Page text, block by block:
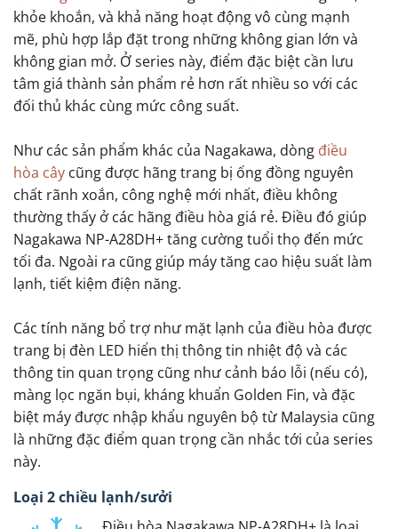
khỏe khoắn, và khả năng hoạt động vô cùng mạnh
mẽ, phù hợp lắp đặt trong những không gian lớn và
không gian mở. Ở series này, điểm đặc biệt cần lưu
tâm giá thành sản phẩm rẻ hơn rất nhiều so với các
đối thủ khác cùng mức công suất.
Như các sản phẩm khác của Nagakawa, dòng điều
hòa cây cũng được hãng trang bị ống đồng nguyên
chất rãnh xoắn, công nghệ mới nhất, điều không
thường thấy ở các hãng điều hòa giá rẻ. Điều đó giúp
Nagakawa NP-A28DH+ tăng cường tuổi thọ đến mức
tối đa. Ngoài ra cũng giúp máy tăng cao hiệu suất làm
lạnh, tiết kiệm điện năng.
Các tính năng bổ trợ như mặt lạnh của điều hòa được
trang bị đèn LED hiển thị thông tin nhiệt độ và các
thông tin quan trọng cũng như cảnh báo lỗi (nếu có),
màng lọc ngăn bụi, kháng khuẩn Golden Fin, và đặc
biệt máy được nhập khẩu nguyên bộ từ Malaysia cũng
là những đặc điểm quan trọng cần nhắc tới của series
này.
Loại 2 chiều lạnh/sưởi